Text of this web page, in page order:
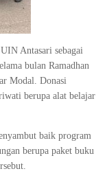
Antasari sebagai
bulan Ramadhan
Modal. Donasi
berupa alat belajar
baik program
berupa paket buku